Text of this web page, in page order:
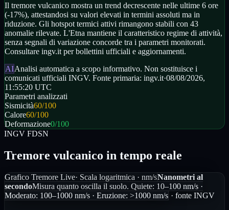
Il tremore vulcanico mostra un trend decrescente nelle ultime 6 ore
(-17%), attestandosi su valori elevati in termini assoluti ma in
riduzione. Gli hotspot termici attivi rimangono stabili con 43
anomalie rilevate. L'Etna mantiene il caratteristico regime di attività,
senza segnali di variazione concorde tra i parametri monitorati.
Consultare ingv.it per bollettini ufficiali e aggiornamenti.
AIAnalisi automatica a scopo informativo. Non sostituisce i
comunicati ufficiali INGV. Fonte primaria: ingv.it·08/08/2026,
11:55:20 UTC
Parametri analizzati
Sismicità60/100
Calore60/100
Deformazione0/100
INGV FDSN
Tremore vulcanico in tempo reale
Grafico Tremore Live· Scala logaritmica · nm/sNanometri al
secondoMisura quanto oscilla il suolo. Quiete: 10–100 nm/s ·
Moderato: 100–1000 nm/s · Eruzione: >1000 nm/s · fonte INGV